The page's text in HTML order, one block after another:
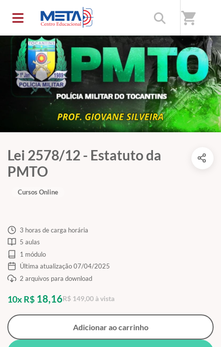
shopping_cart
Lei 2578/12 - Estatuto da
PMTO
Cursos Online
3 horas de carga horária
5 aulas
1 módulo
Última atualização 07/04/2025
2 arquivos para download
10x R$ 18,16R$ 149,00 à vista
Adicionar ao carrinho